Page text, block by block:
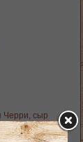
Черри, сыр